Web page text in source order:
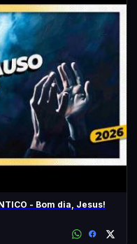
- Bom dia, Jesus!